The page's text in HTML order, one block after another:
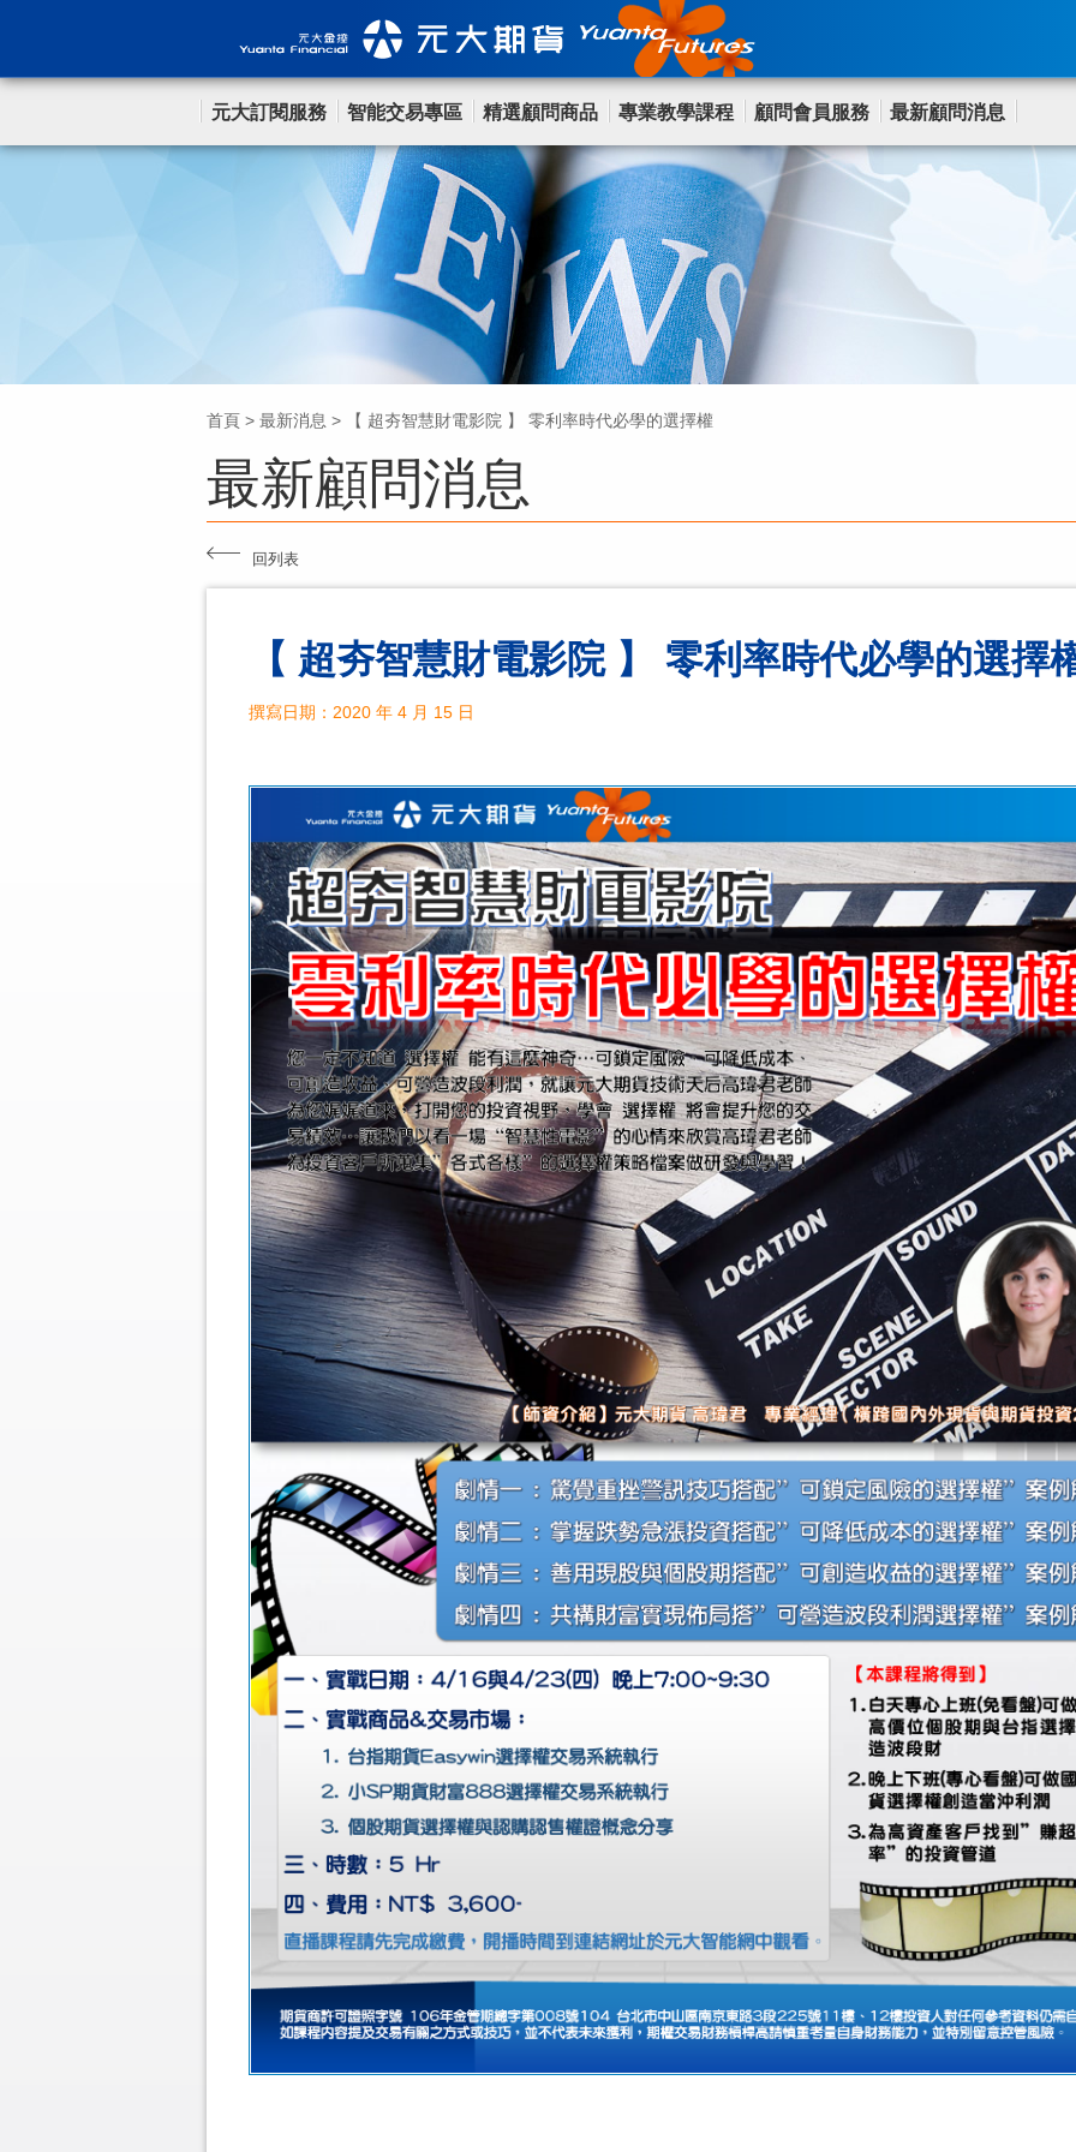
元大訂閱服務 智能交易專區 精選顧問商品 專業教學課程 顧問會員服務 最新顧問消息
首頁 > 最新消息 > 【 超夯智慧財電影院 】 零利率時代必學的選擇權
最新顧問消息
回列表
【 超夯智慧財電影院 】 零利率時代必學的選擇
撰寫日期：2020 年 4 月 15 日